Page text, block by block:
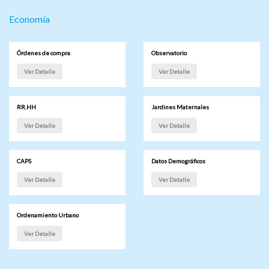
Economía
Órdenes de compra
Ver Detalle
Observatorio
Ver Detalle
RR.HH
Ver Detalle
Jardines Maternales
Ver Detalle
CAPS
Ver Detalle
Datos Demográficos
Ver Detalle
Ordenamiento Urbano
Ver Detalle